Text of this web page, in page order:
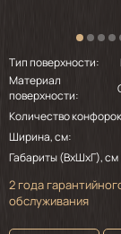
Тип поверхности:
Материал
поверхности:
Количество
Ширина, см:
Габариты (ВхШхГ), см
2 года
обслуживания